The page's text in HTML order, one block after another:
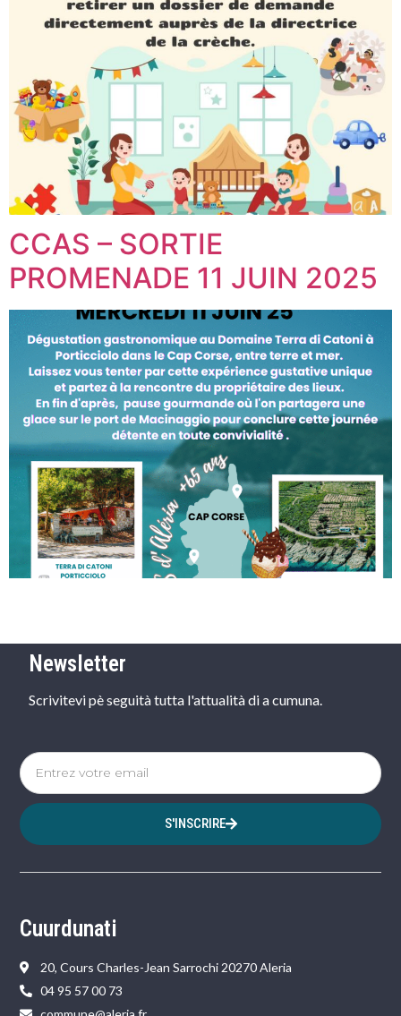
CCAS – SORTIE
PROMENADE 11 JUIN 2025
Newsletter
Scrivitevi pè seguità tutta l'attualità di a cumuna.
S'INSCRIRE
Cuurdunati
20, Cours Charles-Jean Sarrochi 20270 Aleria
04 95 57 00 73